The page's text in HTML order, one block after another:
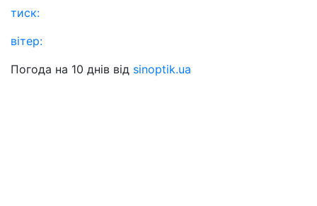
тиск:
вітер:
Погода на 10 днів від sinoptik.ua